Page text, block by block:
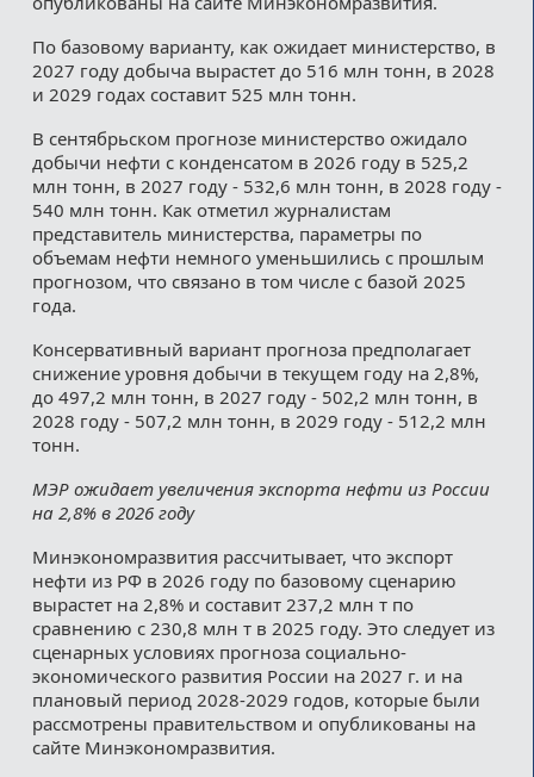
По базовому варианту, как ожидает министерство, в
2027 году добыча вырастет до 516 млн тонн, в 2028
и 2029 годах составит 525 млн тонн.
В сентябрьском прогнозе министерство ожидало
добычи нефти с конденсатом в 2026 году в 525,2
млн тонн, в 2027 году - 532,6 млн тонн, в 2028 году -
540 млн тонн. Как отметил журналистам
представитель министерства, параметры по
объемам нефти немного уменьшились с прошлым
прогнозом, что связано в том числе с базой 2025
года.
Консервативный вариант прогноза предполагает
снижение уровня добычи в текущем году на 2,8%,
до 497,2 млн тонн, в 2027 году - 502,2 млн тонн, в
2028 году - 507,2 млн тонн, в 2029 году - 512,2 млн
тонн.
МЭР ожидает увеличения экспорта нефти из России
на 2,8% в 2026 году
Минэкономразвития рассчитывает, что экспорт
нефти из РФ в 2026 году по базовому сценарию
вырастет на 2,8% и составит 237,2 млн т по
сравнению с 230,8 млн т в 2025 году. Это следует из
сценарных условиях прогноза социально-
экономического развития России на 2027 г. и на
плановый период 2028-2029 годов, которые были
рассмотрены правительством и опубликованы на
сайте Минэкономразвития.